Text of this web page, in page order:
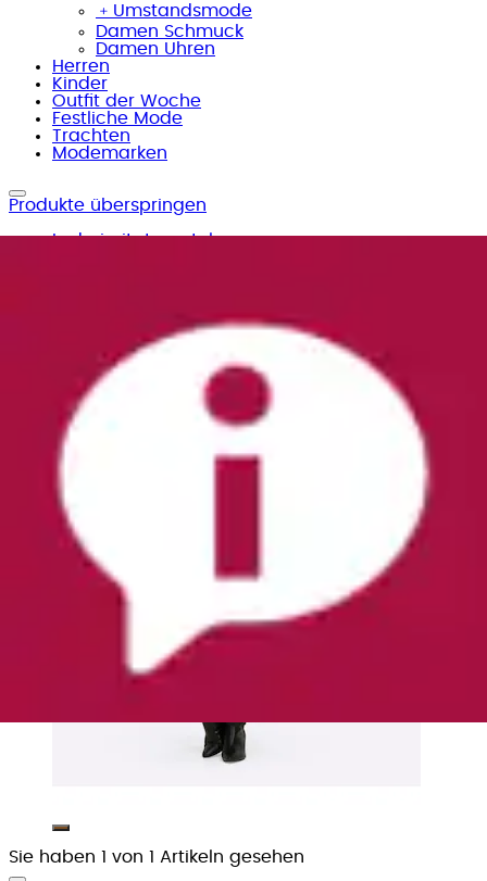
﹢ Umstandsmode
Damen Schmuck
Damen Uhren
Herren
Kinder
Outfit der Woche
Festliche Mode
Trachten
Modemarken
Produkte überspringen
Lederimitatmantel
Sie haben 1 von 1 Artikeln gesehen